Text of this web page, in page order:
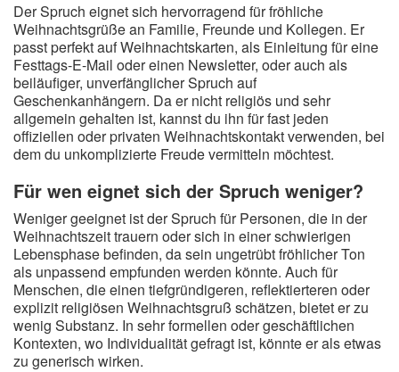
Der Spruch eignet sich hervorragend für fröhliche
Weihnachtsgrüße an Familie, Freunde und Kollegen. Er
passt perfekt auf Weihnachtskarten, als Einleitung für eine
Festtags-E-Mail oder einen Newsletter, oder auch als
beiläufiger, unverfänglicher Spruch auf
Geschenkanhängern. Da er nicht religiös und sehr
allgemein gehalten ist, kannst du ihn für fast jeden
offiziellen oder privaten Weihnachtskontakt verwenden, bei
dem du unkomplizierte Freude vermitteln möchtest.
Für wen eignet sich der Spruch weniger?
Weniger geeignet ist der Spruch für Personen, die in der
Weihnachtszeit trauern oder sich in einer schwierigen
Lebensphase befinden, da sein ungetrübt fröhlicher Ton
als unpassend empfunden werden könnte. Auch für
Menschen, die einen tiefgründigeren, reflektierteren oder
explizit religiösen Weihnachtsgruß schätzen, bietet er zu
wenig Substanz. In sehr formellen oder geschäftlichen
Kontexten, wo Individualität gefragt ist, könnte er als etwas
zu generisch wirken.